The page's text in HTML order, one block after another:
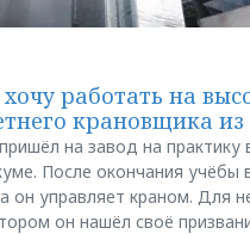
работать на
крановщика
на завод на практику
После окончания учёбы
он управляет краном. Для
он нашёл своё